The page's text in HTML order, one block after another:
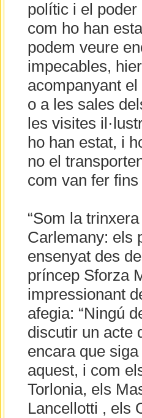
polític i el poder
com ho han
podem veure
impecables,
acompanyant el
o a les sales
les visites
ho han estat, i
no el
com van fer
“Som la
Carlemany: els
ensenyat des
príncep Sforza
impressionant
afegia: “Ningú
discutir un acte
encara que
aquest, i com
Torlonia, els
Lancellotti , els